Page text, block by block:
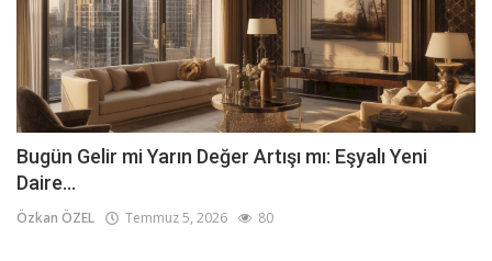
Bugün Gelir mi Yarın Değer Artışı mı: Eşyalı Yeni
Daire...
Özkan ÖZEL Temmuz 5, 2026 80